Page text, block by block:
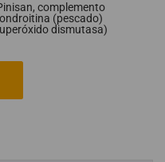
complemento
(pescado)
dismutasa)